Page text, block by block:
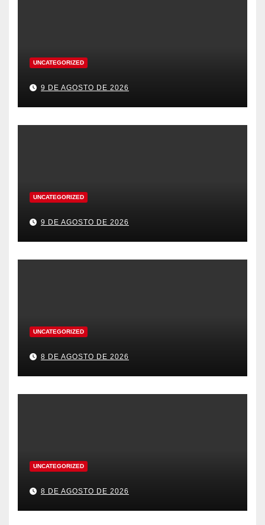
UNCATEGORIZED
9 DE AGOSTO DE 2026
UNCATEGORIZED
9 DE AGOSTO DE 2026
UNCATEGORIZED
8 DE AGOSTO DE 2026
UNCATEGORIZED
8 DE AGOSTO DE 2026